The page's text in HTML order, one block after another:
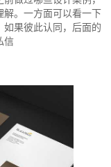
。一方面可以看一下
果彼此认同，后面的
信